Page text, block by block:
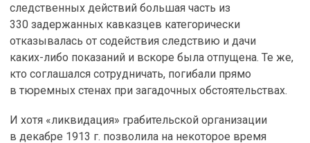
следственных действий большая часть из
330 задержанных кавказцев категорически
отказывалась от содействия следствию и дачи
каких-либо показаний и вскоре была отпущена. Те же,
кто соглашался сотрудничать, погибали прямо
в тюремных стенах при загадочных обстоятельствах.
И хотя «ликвидация» грабительской организации
в декабре 1913 г. позволила на некоторое время